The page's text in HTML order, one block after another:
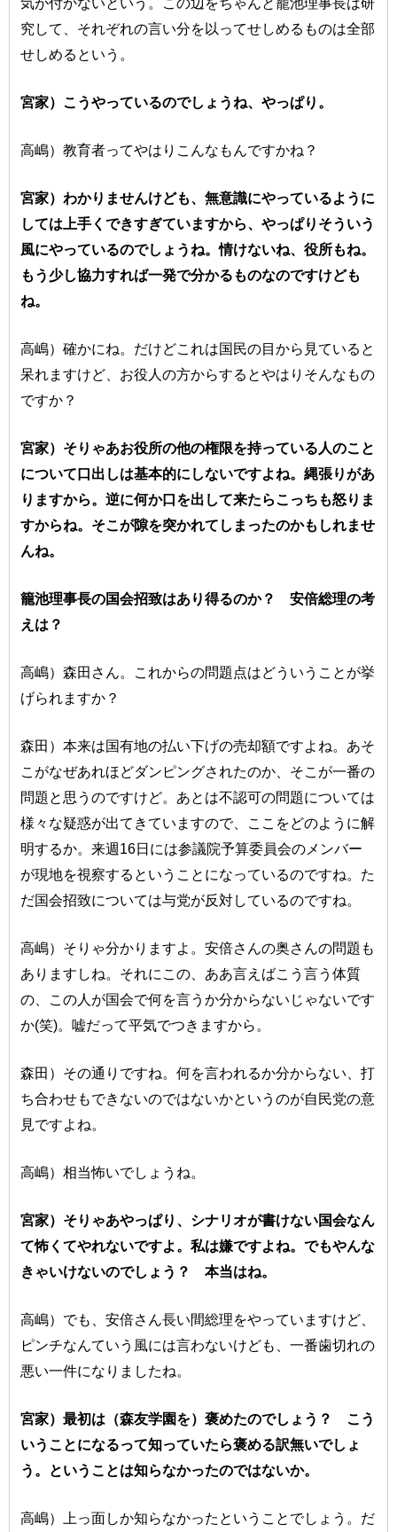
究して、それぞれの言い分を以ってせしめるものは全部
せしめるという。
宮家）こうやっているのでしょうね、やっぱり。
高嶋）教育者ってやはりこんなもんですかね？
宮家）わかりませんけども、無意識にやっているように
しては上手くできすぎていますから、やっぱりそういう
風にやっているのでしょうね。情けないね、役所もね。
もう少し協力すれば一発で分かるものなのですけども
ね。
高嶋）確かにね。だけどこれは国民の目から見ていると
呆れますけど、お役人の方からするとやはりそんなもの
ですか？
宮家）そりゃあお役所の他の権限を持っている人のこと
について口出しは基本的にしないですよね。縄張りがあ
りますから。逆に何か口を出して来たらこっちも怒りま
すからね。そこが隙を突かれてしまったのかもしれませ
んね。
籠池理事長の国会招致はあり得るのか？ 安倍総理の考
えは？
高嶋）森田さん。これからの問題点はどういうことが挙
げられますか？
森田）本来は国有地の払い下げの売却額ですよね。あそ
こがなぜあれほどダンピングされたのか、そこが一番の
問題と思うのですけど。あとは不認可の問題については
様々な疑惑が出てきていますので、ここをどのように解
明するか。来週16日には参議院予算委員会のメンバー
が現地を視察するということになっているのですね。た
だ国会招致については与党が反対しているのですね。
高嶋）そりゃ分かりますよ。安倍さんの奥さんの問題も
ありますしね。それにこの、ああ言えばこう言う体質
の、この人が国会で何を言うか分からないじゃないです
か(笑)。嘘だって平気でつきますから。
森田）その通りですね。何を言われるか分からない、打
ち合わせもできないのではないかというのが自民党の意
見ですよね。
高嶋）相当怖いでしょうね。
宮家）そりゃあやっぱり、シナリオが書けない国会なん
て怖くてやれないですよ。私は嫌ですよね。でもやんな
きゃいけないのでしょう？ 本当はね。
高嶋）でも、安倍さん長い間総理をやっていますけど、
ピンチなんていう風には言わないけども、一番歯切れの
悪い一件になりましたね。
宮家）最初は（森友学園を）褒めたのでしょう？ こう
いうことになるって知っていたら褒める訳無いでしょ
う。ということは知らなかったのではないか。
高嶋）上っ面しか知らなかったということでしょう。だ